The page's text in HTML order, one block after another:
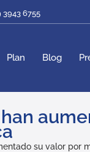
3943 6755
Plan Blog
su valor por